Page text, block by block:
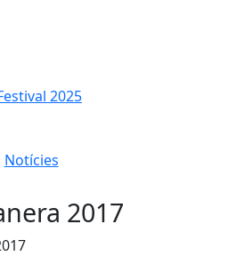
2025
Notícies
2017